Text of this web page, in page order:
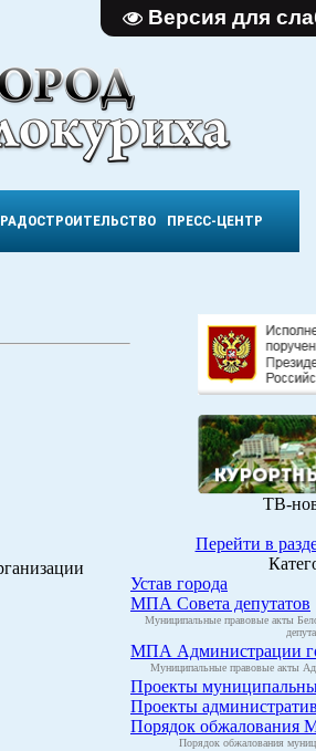
Версия для
ПРЕСС-ЦЕНТР
ТВ-
Перейти в
Устав города
МПА Совета депутатов
Муниципальные правовые акты
МПА Администрации
Муниципальные правовые акты
Проекты
Проекты
Порядок обжалования
Порядок обжалования